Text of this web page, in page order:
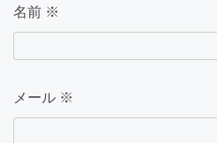
名前 ※
メール ※